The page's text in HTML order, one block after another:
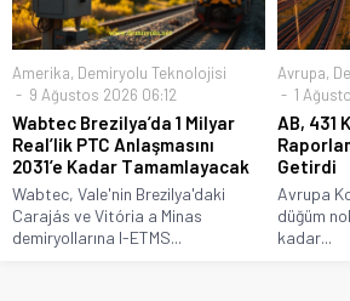
Amerika, Demiryolu Teknolojisi
9 Ağustos 2026 06:12
Wabtec Brezilya’da 1 Milyar
Real’lik PTC Anlaşmasını
2031’e Kadar Tamamlayacak
Wabtec, Vale'nin Brezilya'daki
Carajás ve Vitória a Minas
demiryollarına I-ETMS...
Avrupa,
1
AB, 431
Getirdi
Avrupa
düğüm
kadar...